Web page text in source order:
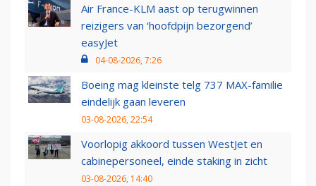
Air France-KLM aast op terugwinnen
reizigers van ‘hoofdpijn bezorgend’
easyJet
04-08-2026, 7:26
Boeing mag kleinste telg 737 MAX-familie
eindelijk gaan leveren
03-08-2026, 22:54
Voorlopig akkoord tussen WestJet en
cabinepersoneel, einde staking in zicht
03-08-2026, 14:40